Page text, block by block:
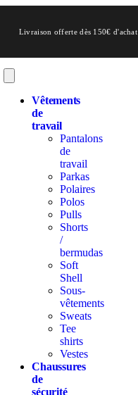
Livraison offerte dès 150€ d'achat
Vêtements
de
travail
Pantalons
de
travail
Parkas
Polaires
Polos
Pulls
Shorts
/
bermudas
Soft
Shell
Sous-
vêtements
Sweats
Tee
shirts
Vestes
Chaussures
de
sécurité